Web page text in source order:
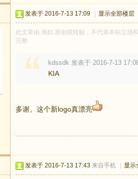
发表于 2016-7-13 17:09 显示全部楼层
此文章由 渔妇 原创或转贴，不代表本站立场
完整
kdssdk 发表于 2016-7-13
KIA
多谢。这个新logo真漂亮
发表于 2016-7-13 17:43 来自手机 显示